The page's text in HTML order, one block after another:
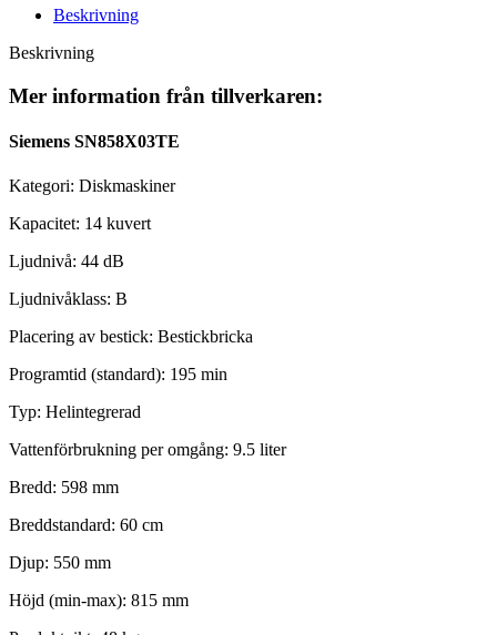
Beskrivning
Beskrivning
Mer information från tillverkaren:
Siemens SN858X03TE
Kategori: Diskmaskiner
Kapacitet: 14 kuvert
Ljudnivå: 44 dB
Ljudnivåklass: B
Placering av bestick: Bestickbricka
Programtid (standard): 195 min
Typ: Helintegrerad
Vattenförbrukning per omgång: 9.5 liter
Bredd: 598 mm
Breddstandard: 60 cm
Djup: 550 mm
Höjd (min-max): 815 mm